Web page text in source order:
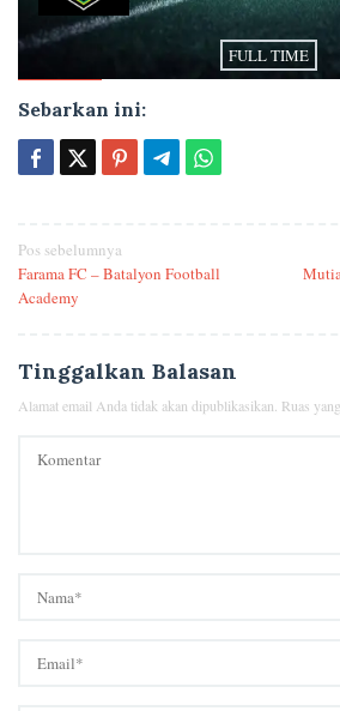
FULL TIME
Sebarkan ini:
Navigasi
pos
Pos sebelumnya
Farama FC – Batalyon Football
Academy
Tinggalkan Balasan
Alamat email Anda tidak akan dipublikasikan. Ruas